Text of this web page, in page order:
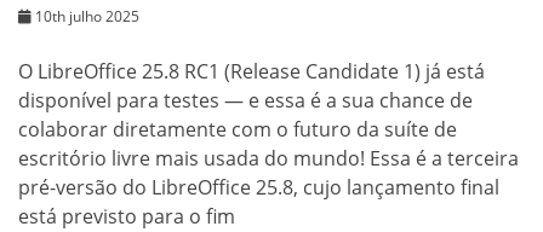
10th julho 2025
O LibreOffice 25.8 RC1 (Release Candidate 1) já está
disponível para testes — e essa é a sua chance de
colaborar diretamente com o futuro da suíte de
escritório livre mais usada do mundo! Essa é a terceira
pré-versão do LibreOffice 25.8, cujo lançamento final
está previsto para o fim